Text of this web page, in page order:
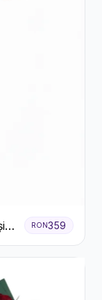
RON359